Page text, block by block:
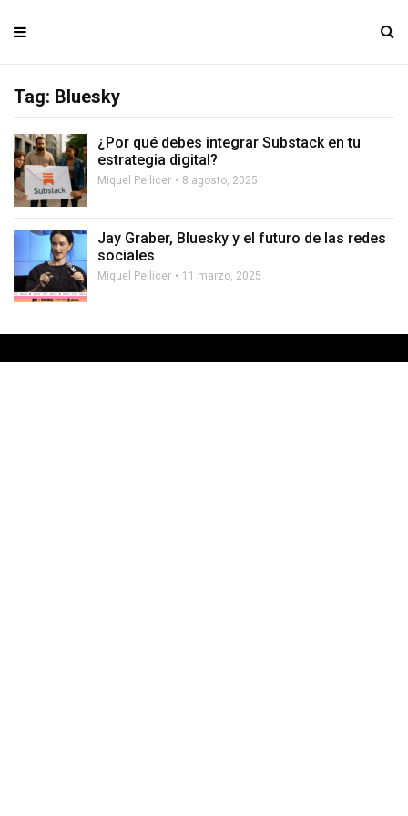
Tag: Bluesky
¿Por qué debes integrar Substack en tu
estrategia digital?
Miquel Pellicer 8 agosto, 2025
Jay Graber, Bluesky y el futuro de las redes
sociales
Miquel Pellicer 11 marzo, 2025